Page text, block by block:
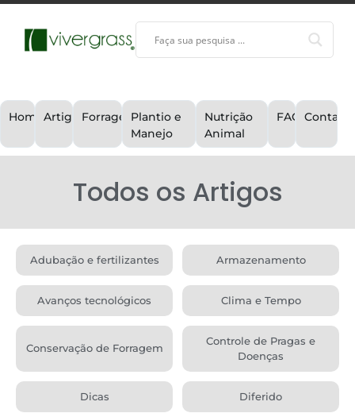
Home ArtigosForragemPlantio e
Manejo
Nutrição
Animal
FAQ Contato
Todos os Artigos
Adubação e fertilizantes Armazenamento
Avanços tecnológicos Clima e Tempo
Conservação de Forragem
Controle de Pragas e
Doenças
Dicas Diferido